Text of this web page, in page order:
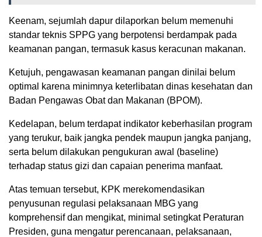
Keenam, sejumlah dapur dilaporkan belum memenuhi
standar teknis SPPG yang berpotensi berdampak pada
keamanan pangan, termasuk kasus keracunan makanan.
Ketujuh, pengawasan keamanan pangan dinilai belum
optimal karena minimnya keterlibatan dinas kesehatan dan
Badan Pengawas Obat dan Makanan (BPOM).
Kedelapan, belum terdapat indikator keberhasilan program
yang terukur, baik jangka pendek maupun jangka panjang,
serta belum dilakukan pengukuran awal (baseline)
terhadap status gizi dan capaian penerima manfaat.
Atas temuan tersebut, KPK merekomendasikan
penyusunan regulasi pelaksanaan MBG yang
komprehensif dan mengikat, minimal setingkat Peraturan
Presiden, guna mengatur perencanaan, pelaksanaan,